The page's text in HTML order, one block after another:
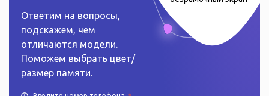
Ответим на вопросы,
подскажем, чем
отличаются модели.
Поможем выбрать цвет/
размер памяти.